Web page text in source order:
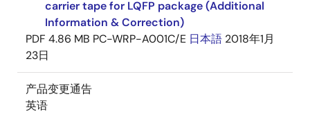
carrier tape for LQFP package (Additional
Information & Correction)
PDF 4.86 MB PC-WRP-A001C/E 日本語 2018年1月
23日
产品变更通告
英语